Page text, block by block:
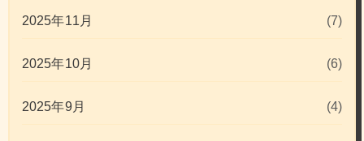
2025年11月 (7)
2025年10月 (6)
2025年9月 (4)